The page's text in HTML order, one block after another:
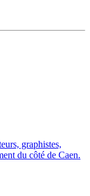
graphistes,
du côté de Caen.